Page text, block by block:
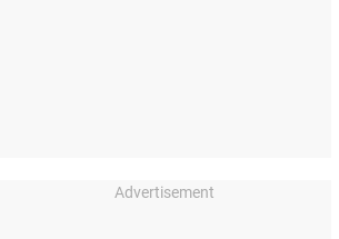
Advertisement